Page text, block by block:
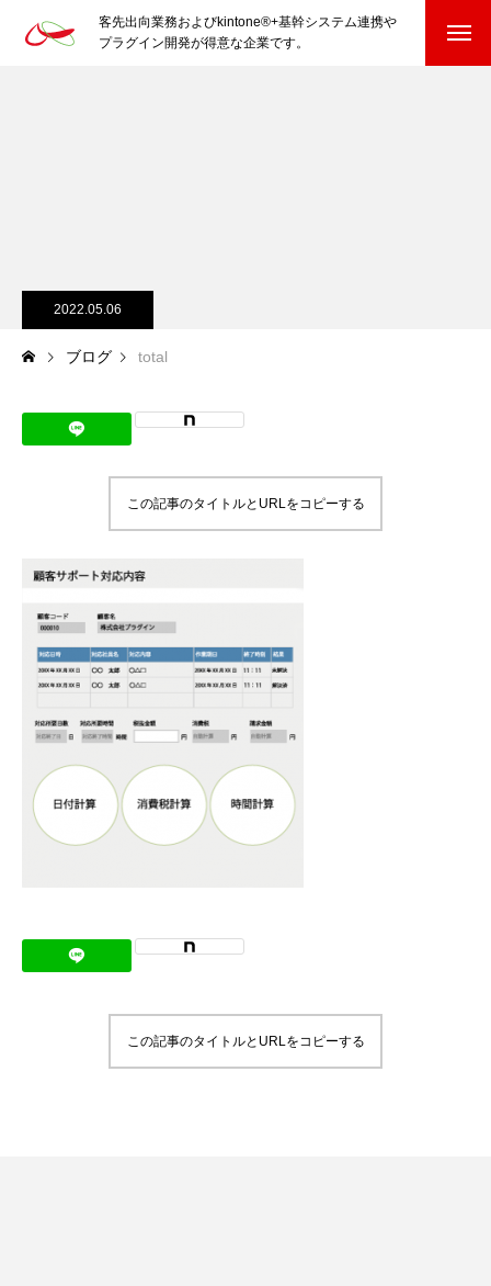
客先出向業務およびkintone®+基幹システム連携や
プラグイン開発が得意な企業です。
PluginAdaptiX Service Guide
HP/EC/Design/Logo
制作実績
COMPANY 会社を知る
会社概要
会社沿革
会社案内
BUSINESS
わたしたちの仕事
お知らせ
2022.05.06
ブログ total
この記事のタイトルとURLをコピーする
この記事のタイトルとURLをコピーする